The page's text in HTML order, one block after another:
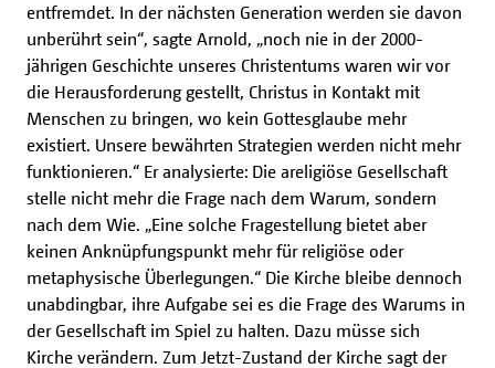
entfremdet. In der nächsten Generation werden sie davon
unberührt sein“, sagte Arnold, „noch nie in der 2000-
jährigen Geschichte unseres Christentums waren wir vor
die Herausforderung gestellt, Christus in Kontakt mit
Menschen zu bringen, wo kein Gottesglaube mehr
existiert. Unsere bewährten Strategien werden nicht mehr
funktionieren.“ Er analysierte: Die areligiöse Gesellschaft
stelle nicht mehr die Frage nach dem Warum, sondern
nach dem Wie. „Eine solche Fragestellung bietet aber
keinen Anknüpfungspunkt mehr für religiöse oder
metaphysische Überlegungen.“ Die Kirche bleibe dennoch
unabdingbar, ihre Aufgabe sei es die Frage des Warums in
der Gesellschaft im Spiel zu halten. Dazu müsse sich
Kirche verändern. Zum Jetzt-Zustand der Kirche sagt der